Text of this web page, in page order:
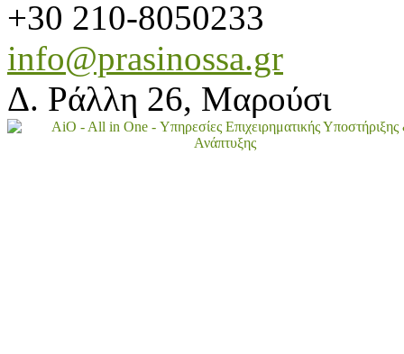
+30 210-8050233
info@prasinossa.gr
Δ. Ράλλη 26, Μαρούσι